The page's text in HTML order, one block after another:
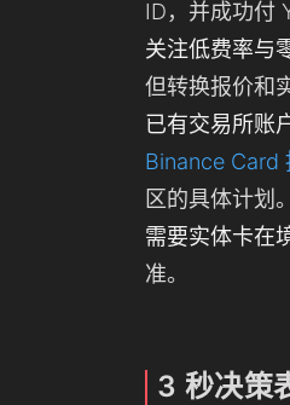
ID，并成功付
关注低费率与
但转换报价和
已有交易所账
Binance Card
区的具体计划。
需要实体卡在
准。
3 秒决策